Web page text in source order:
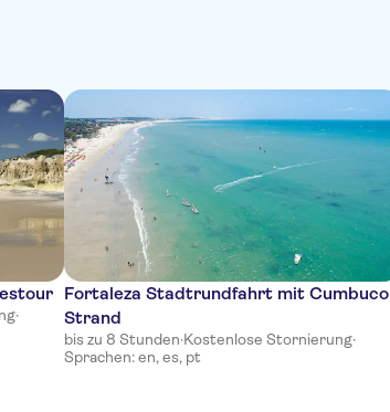
·
Fortaleza Stadtrundfahrt mit Cumbuco
Strand
bis zu 8 Stunden·Kostenlose Stornierung·
Sprachen: en, es, pt